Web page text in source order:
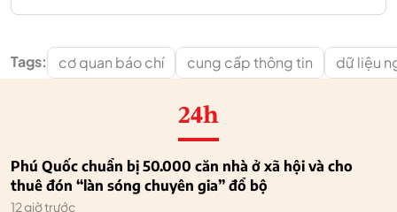
Tags: cơ quan báo chí cung cấp thông tin dữ liệu
24h
Phú Quốc chuẩn bị 50.000 căn nhà ở xã hội và cho
thuê đón “làn sóng chuyên gia” đổ bộ
12 giờ trước